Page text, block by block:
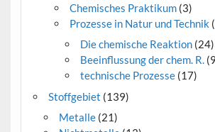
Chemisches Praktikum (3)
Prozesse in Natur und Technik
Die chemische Reaktion (24)
Beeinflussung der chem. R.
technische Prozesse (17)
Stoffgebiet (139)
Metalle(21)